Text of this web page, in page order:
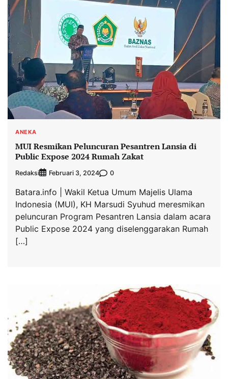
ANEKA
MUI Resmikan Peluncuran Pesantren Lansia di
Public Expose 2024 Rumah Zakat
Redaksi Februari 3, 2024 0
Batara.info | Wakil Ketua Umum Majelis Ulama
Indonesia (MUI), KH Marsudi Syuhud meresmikan
peluncuran Program Pesantren Lansia dalam acara
Public Expose 2024 yang diselenggarakan Rumah
[…]